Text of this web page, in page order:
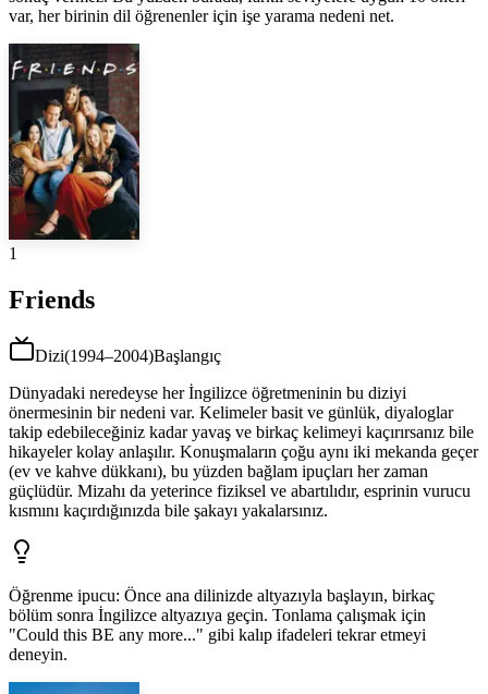
var, her birinin dil öğrenenler için işe yarama nedeni net.
1
Friends
Dizi(1994–2004)Başlangıç
Dünyadaki neredeyse her İngilizce öğretmeninin bu diziyi
önermesinin bir nedeni var. Kelimeler basit ve günlük, diyaloglar
takip edebileceğiniz kadar yavaş ve birkaç kelimeyi kaçırırsanız bile
hikayeler kolay anlaşılır. Konuşmaların çoğu aynı iki mekanda geçer
(ev ve kahve dükkanı), bu yüzden bağlam ipuçları her zaman
güçlüdür. Mizahı da yeterince fiziksel ve abartılıdır, esprinin vurucu
kısmını kaçırdığınızda bile şakayı yakalarsınız.
Öğrenme ipucu: Önce ana dilinizde altyazıyla başlayın, birkaç
bölüm sonra İngilizce altyazıya geçin. Tonlama çalışmak için
"Could this BE any more..." gibi kalıp ifadeleri tekrar etmeyi
deneyin.